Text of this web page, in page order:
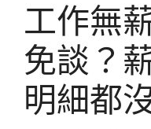
工作無
免談？
明細都